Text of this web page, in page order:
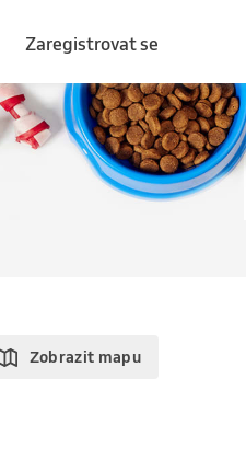
Zaregistrovat se
Zobrazit mapu